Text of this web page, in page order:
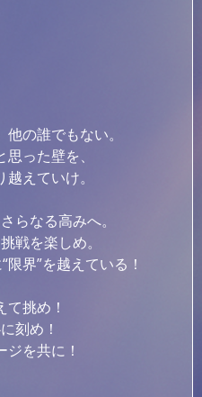
他の誰でもない。
った壁を、
えていけ。
さらなる高みへ。
挑戦を楽しめ。
“限界”を越えている！
て挑め！
刻め！
ジを共に！